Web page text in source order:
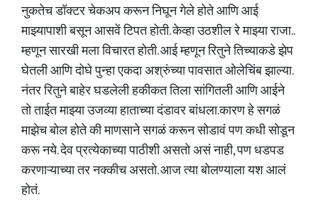
नुकतेच डॉक्टर चेकअप करून निघून गेले होते आणि आई
माझ्यापाशी बसून आसवें टिपत होती. केव्हा उठशील रे माझ्या राजा..
म्हणून सारखी मला विचारत होती. आई म्हणून रितुने तिच्याकडे झेप
घेतली आणि दोघे पुन्हा एकदा अश्रुंच्या पावसात ओलेचिंब झाल्या.
नंतर रितुने बाहेर घडलेली हकीकत तिला सांगितली आणि आईने
तो ताईत माझ्या उजव्या हाताच्या दंडावर बांधला.कारण हे सगळं
माझेच बोल होते की माणसाने सगळं करून सोडावं पण कधी सोडून
करू नये. देव प्रत्येकाच्या पाठीशी असतो असं नाही, पण धडपड
करणाऱ्याच्या तर नक्कीच असतो. आज त्या बोलण्याला यश आलं
होतं.